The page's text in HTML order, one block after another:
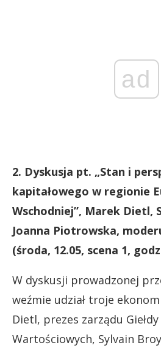
ad
2. Dyskusja pt. „Stan i
kapitałowego w regionie
Wschodniej”, Marek Dietl,
Joanna Piotrowska,
(środa, 12.05, scena 1,
W dyskusji prowadzonej
weźmie udział troje
Dietl, prezes zarządu
Wartościowych, Sylvain